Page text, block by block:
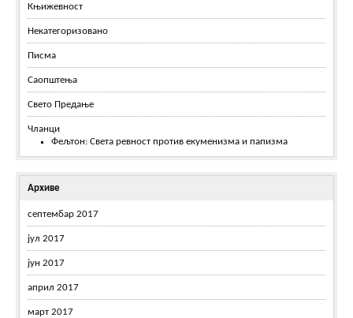
Књижевност
Некатегоризовано
Писма
Саопштења
Свето Предање
Чланци
Фељтон: Света ревност против екуменизма и папизма
Архиве
септембар 2017
јул 2017
јун 2017
април 2017
март 2017